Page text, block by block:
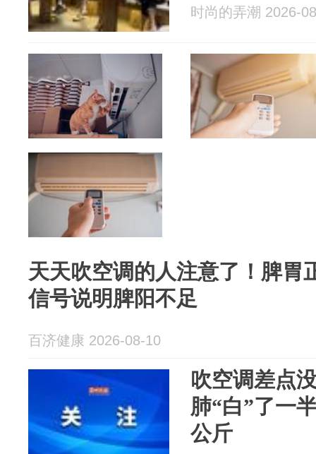
时尚的弄潮 2026-
天天吹空调的人注意了！脾胃
信号说明脾阳不足
百济健康 2026-08-10
吹空调差点
肺“白”了一
公斤